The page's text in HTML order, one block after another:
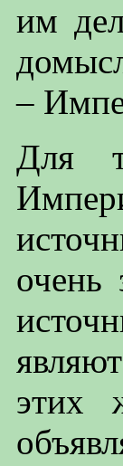
им
–
Для
очень
этих